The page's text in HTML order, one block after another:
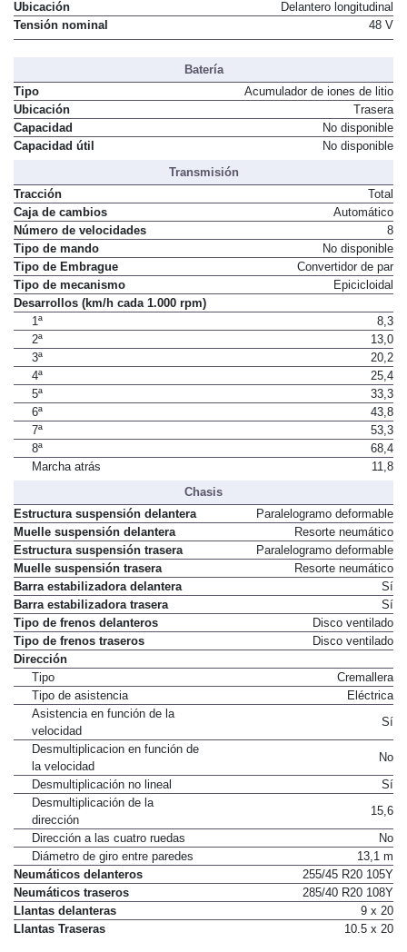
Ubicación
Delantero longitudinal
Tensión nominal
48 V
Batería
Tipo
Acumulador de iones de litio
Ubicación
Trasera
Capacidad
No disponible
Capacidad útil
No disponible
Transmisión
Tracción
Total
Caja de cambios
Automático
Número de velocidades
8
Tipo de mando
No disponible
Tipo de Embrague
Convertidor de par
Tipo de mecanismo
Epicicloidal
Desarrollos (km/h cada 1.000 rpm)
1ª
8,3
2ª
13,0
3ª
20,2
4ª
25,4
5ª
33,3
6ª
43,8
7ª
53,3
8ª
68,4
Marcha atrás
11,8
Chasis
Estructura suspensión delantera
Paralelogramo deformable
Muelle suspensión delantera
Resorte neumático
Estructura suspensión trasera
Paralelogramo deformable
Muelle suspensión trasera
Resorte neumático
Barra estabilizadora delantera
Sí
Barra estabilizadora trasera
Sí
Tipo de frenos delanteros
Disco ventilado
Tipo de frenos traseros
Disco ventilado
Dirección
Tipo
Cremallera
Tipo de asistencia
Eléctrica
Asistencia en función de la
velocidad
Sí
Desmultiplicacion en función de
la velocidad
No
Desmultiplicación no lineal
Sí
Desmultiplicación de la
dirección
15,6
Dirección a las cuatro ruedas
No
Diámetro de giro entre paredes
13,1 m
Neumáticos delanteros
255/45 R20 105Y
Neumáticos traseros
285/40 R20 108Y
Llantas delanteras
9 x 20
Llantas Traseras
10.5 x 20